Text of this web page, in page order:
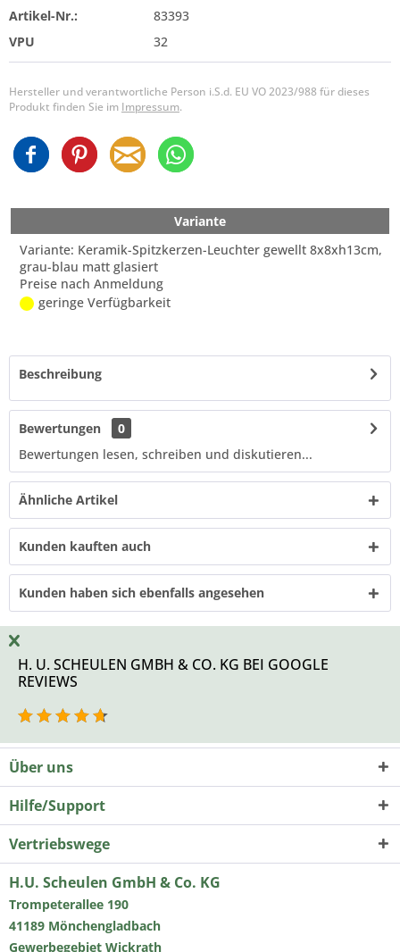
Artikel-Nr.:
83393
VPU
32
Hersteller und verantwortliche Person i.S.d. EU VO 2023/988 für dieses
Produkt finden Sie im Impressum.
Variante
Variante: Keramik-Spitzkerzen-Leuchter gewellt 8x8xh13cm,
grau-blau matt glasiert
Preise nach Anmeldung
geringe Verfügbarkeit
Beschreibung
Bewertungen
0
Bewertungen lesen, schreiben und diskutieren...
Ähnliche Artikel
Kunden kauften auch
Kunden haben sich ebenfalls angesehen
H. U. SCHEULEN GMBH & CO. KG BEI GOOGLE
REVIEWS
Über uns
Hilfe/Support
Vertriebswege
H.U. Scheulen GmbH & Co. KG
Trompeterallee 190
41189 Mönchengladbach
Gewerbegebiet Wickrath